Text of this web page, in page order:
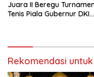
Juara II Beregu
Tenis Piala Gubernur DKI
Rekomendasi